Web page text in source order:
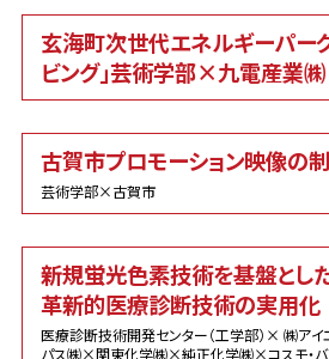
玄海町次世代エネルギーパー
ビング」芸術学部×九電産業㈱
古賀市プロモーション映像の
芸術学部×古賀市
新規蛍光色素技術を基盤とし
革新的医療診断技術の実用化
医療診断技術開発センター（工学部）× ㈱ア
パス㈱×関東化学㈱×純正化学㈱×コスモ・